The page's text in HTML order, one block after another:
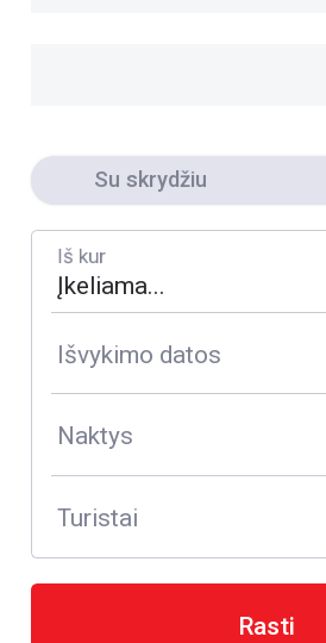
Su skrydžiu
Iš kur
Išvykimo datos
Naktys
Turistai
Rasti